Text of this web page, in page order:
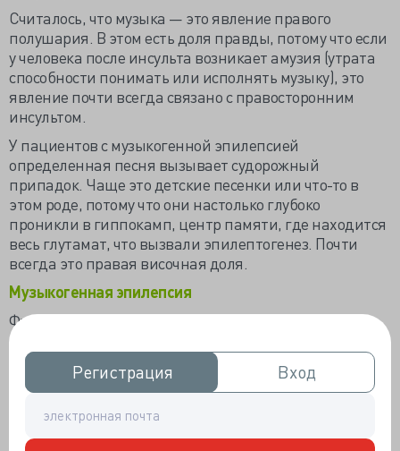
Регистрация
Регистрация Вход
Вход
Считалось, что музыка — это явление правого
полушария. В этом есть доля правды, потому что если
у человека после инсульта возникает амузия (утрата
способности понимать или исполнять музыку), это
явление почти всегда связано с правосторонним
инсультом.
У пациентов с музыкогенной эпилепсией
определенная песня вызывает судорожный
припадок. Чаще это детские песенки или что-то в
этом роде, потому что они настолько глубоко
проникли в гиппокамп, центр памяти, где находится
весь глутамат, что вызвали эпилептогенез. Почти
всегда это правая височная доля.
Музыкогенная эпилепсия
Функциональная визуализация показала несколько
действительно важных моментов: во-первых, это
локализация музыки, а во-вторых, это сеть.
Эпилепсия теперь считается сетевой болезнью, не
просто зональной болезнью разных зон, но и разных
сетей, и то же самое относится к музыке.